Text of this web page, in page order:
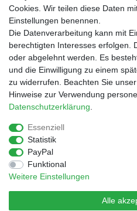
Zahlungs- und
Warenkorb
Kasse
Mein Konto
Kontakt
Facebook
Service
Impressum
Widerrufs­recht
Cookies. Wir teilen diese Daten
Einstellungen benennen.
Die Datenverarbeitung kann mit
berechtigten Interesses erfolgen.
oder abgelehnt werden. Es
und die Einwilligung zu einem
zu widerrufen. Beachten Sie unser
Hinweise zur Verwendung
Daten­schutz­erklärung
Essenziell
Statistik
PayPal
Funktional
Weitere Einstellungen
Alle